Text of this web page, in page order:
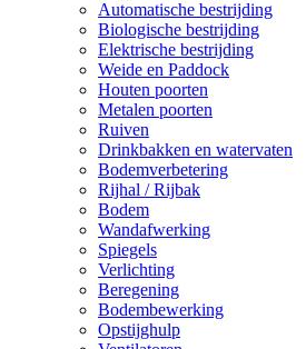
Automatische bestrijding
Biologische bestrijding
Elektrische bestrijding
Weide en Paddock
Houten poorten
Metalen poorten
Ruiven
Drinkbakken en watervaten
Bodemverbetering
Rijhal / Rijbak
Bodem
Wandafwerking
Spiegels
Verlichting
Beregening
Bodembewerking
Opstijghulp